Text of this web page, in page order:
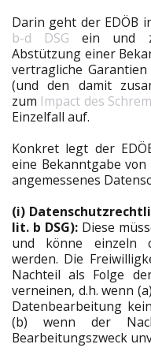
Darin geht der EDÖB
b-d DSG ein und
Abstützung einer
vertragliche
(und den damit
zum Impact des
Einzelfall auf.
Konkret legt der
eine Bekanntgabe
angemessenes
(i)
lit. b DSG): Diese
und könne einzeln
werden. Die
Nachteil als Folge
verneinen, d.h. wenn
Datenbearbeitung
(b) wenn der
Bearbeitungszweck